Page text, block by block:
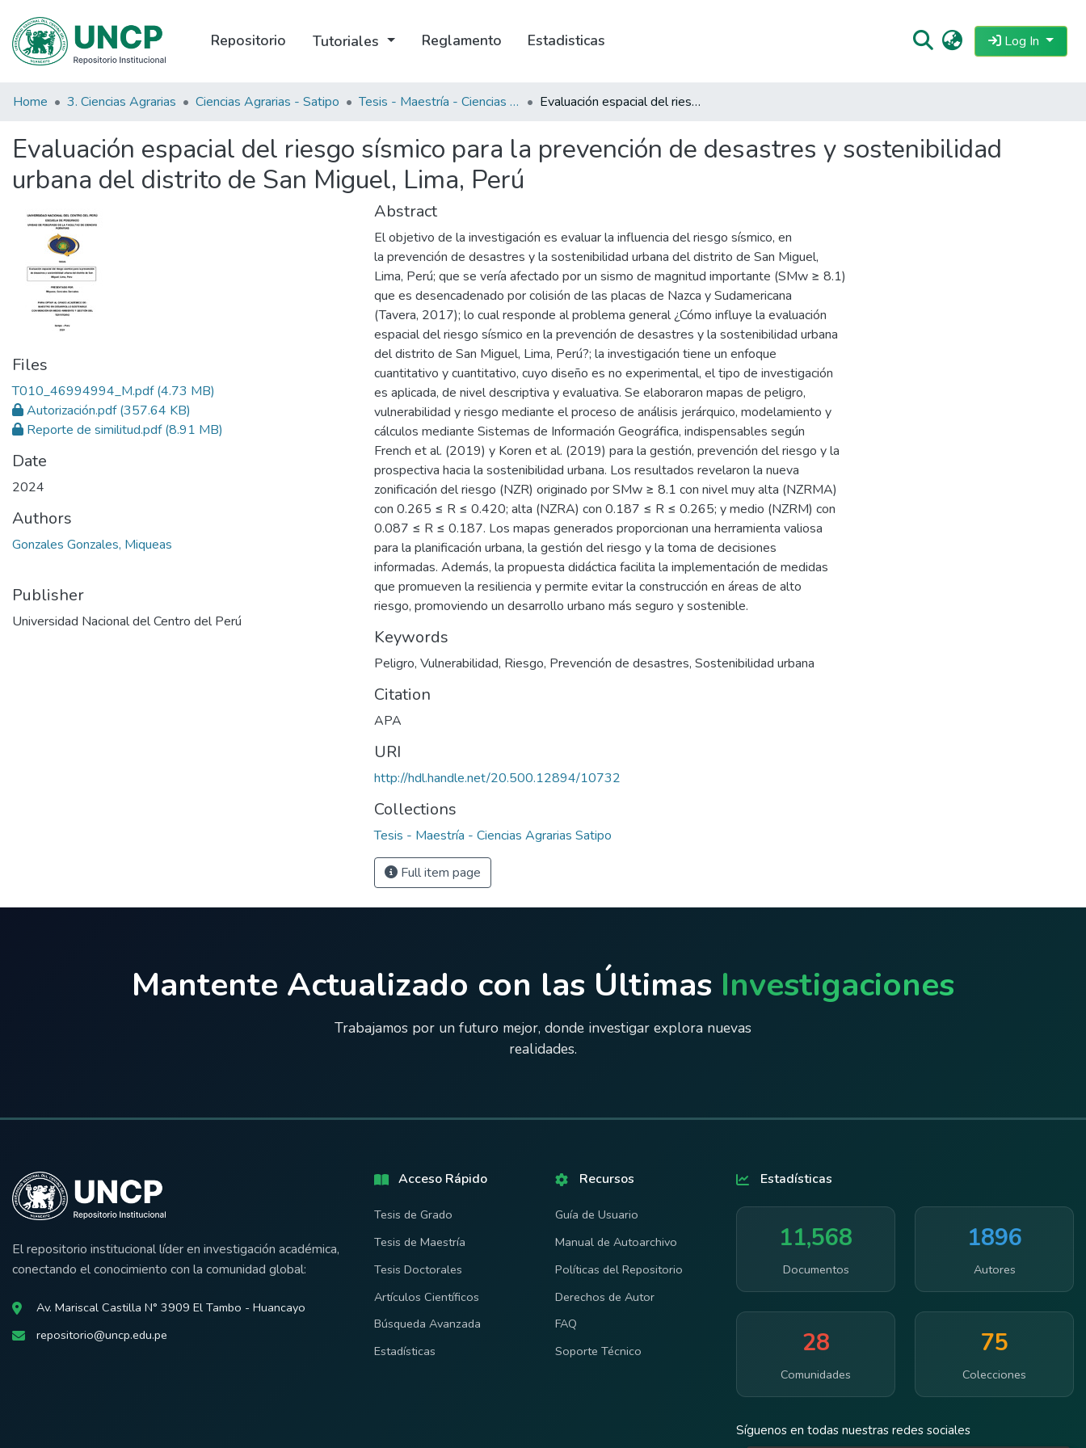
Repositorio Tutoriales Reglamento Estadisticas Log In
Home 3. Ciencias Agrarias Ciencias Agrarias - Satipo Tesis - Maestría - Ciencias Agrarias Satipo Evaluación espacial del riesgo sísmico para la prevención de desastres y sostenibilidad urbana del distrito de San Miguel, Lima, Perú
Evaluación espacial del riesgo sísmico para la prevención de desastres y sostenibilidad
urbana del distrito de San Miguel, Lima, Perú
Files
T010_46994994_M.pdf(4.73 MB)
Autorización.pdf(357.64 KB)
Reporte de similitud.pdf(8.91 MB)
Date
2024
Authors
Gonzales Gonzales, Miqueas
Publisher
Universidad Nacional del Centro del Perú
Abstract
El objetivo de la investigación es evaluar la influencia del riesgo sísmico, en
la prevención de desastres y la sostenibilidad urbana del distrito de San Miguel,
Lima, Perú; que se vería afectado por un sismo de magnitud importante (SMw ≥ 8.1)
que es desencadenado por colisión de las placas de Nazca y Sudamericana
(Tavera, 2017); lo cual responde al problema general ¿Cómo influye la evaluación
espacial del riesgo sísmico en la prevención de desastres y la sostenibilidad urbana
del distrito de San Miguel, Lima, Perú?; la investigación tiene un enfoque
cuantitativo y cuantitativo, cuyo diseño es no experimental, el tipo de investigación
es aplicada, de nivel descriptiva y evaluativa. Se elaboraron mapas de peligro,
vulnerabilidad y riesgo mediante el proceso de análisis jerárquico, modelamiento y
cálculos mediante Sistemas de Información Geográfica, indispensables según
French et al. (2019) y Koren et al. (2019) para la gestión, prevención del riesgo y la
prospectiva hacia la sostenibilidad urbana. Los resultados revelaron la nueva
zonificación del riesgo (NZR) originado por SMw ≥ 8.1 con nivel muy alta (NZRMA)
con 0.265 ≤ R ≤ 0.420; alta (NZRA) con 0.187 ≤ R ≤ 0.265; y medio (NZRM) con
0.087 ≤ R ≤ 0.187. Los mapas generados proporcionan una herramienta valiosa
para la planificación urbana, la gestión del riesgo y la toma de decisiones
informadas. Además, la propuesta didáctica facilita la implementación de medidas
que promueven la resiliencia y permite evitar la construcción en áreas de alto
riesgo, promoviendo un desarrollo urbano más seguro y sostenible.
Keywords
Peligro, Vulnerabilidad, Riesgo, Prevención de desastres, Sostenibilidad urbana
Citation
APA
URI
http://hdl.handle.net/20.500.12894/10732
Collections
Tesis - Maestría - Ciencias Agrarias Satipo
Full item page
Mantente Actualizado con las Últimas Investigaciones
Trabajamos por un futuro mejor, donde investigar explora nuevas
realidades.
El repositorio institucional líder en investigación académica,
conectando el conocimiento con la comunidad global:
Av. Mariscal Castilla N° 3909 El Tambo - Huancayo
repositorio@uncp.edu.pe
Acceso Rápido
Tesis de Grado
Tesis de Maestría
Tesis Doctorales
Artículos Científicos
Búsqueda Avanzada
Estadísticas
Recursos
Guía de Usuario
Manual de Autoarchivo
Políticas del Repositorio
Derechos de Autor
FAQ
Soporte Técnico
Estadísticas
11,568
Documentos
1896
Autores
28
Comunidades
75
Colecciones
Síguenos en todas nuestras redes sociales